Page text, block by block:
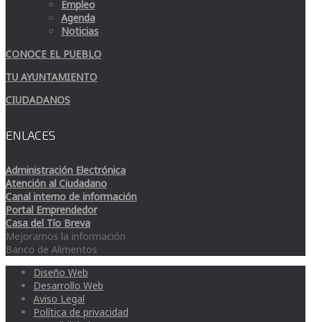
Empleo
Agenda
Noticias
CONOCE EL PUEBLO
TU AYUNTAMIENTO
CIUDADANOS
ENLACES
Administración Electrónica
Atención al Ciudadano
Canal interno de información
Portal Emprendedor
Casa del Tío Breva
Mejoramos la información
Banco de Alimentos
Diseño Web
Desarrollo Web
Aviso Legal
Política de privacidad